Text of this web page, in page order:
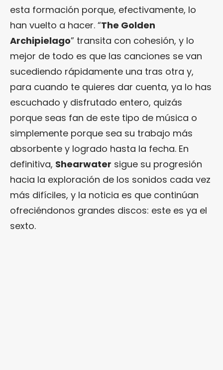
esta formación porque, efectivamente, lo
han vuelto a hacer. “The Golden
Archipielago” transita con cohesión, y lo
mejor de todo es que las canciones se van
sucediendo rápidamente una tras otra y,
para cuando te quieres dar cuenta, ya lo has
escuchado y disfrutado entero, quizás
porque seas fan de este tipo de música o
simplemente porque sea su trabajo más
absorbente y logrado hasta la fecha. En
definitiva, Shearwater sigue su progresión
hacia la exploración de los sonidos cada vez
más difíciles, y la noticia es que continúan
ofreciéndonos grandes discos: este es ya el
sexto.